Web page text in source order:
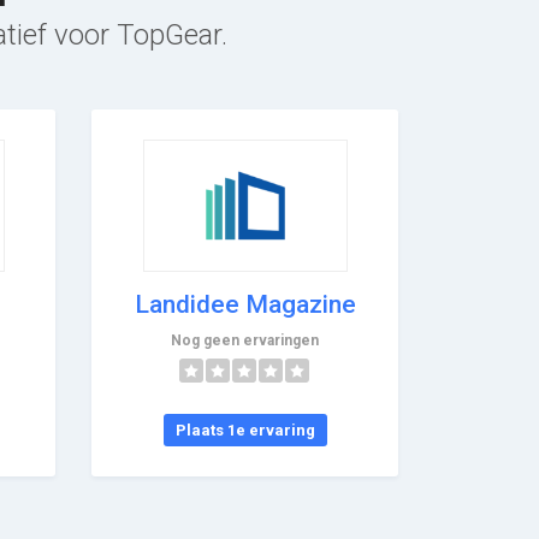
voor TopGear.
Landidee Magazine
Nog geen ervaringen
Plaats 1e ervaring